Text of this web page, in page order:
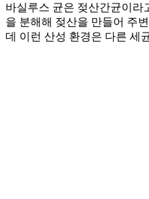
바실루스 균은 젖산간균이라
을 분해해 젖산을 만들어 주
데 이런 산성 환경은 다른 세